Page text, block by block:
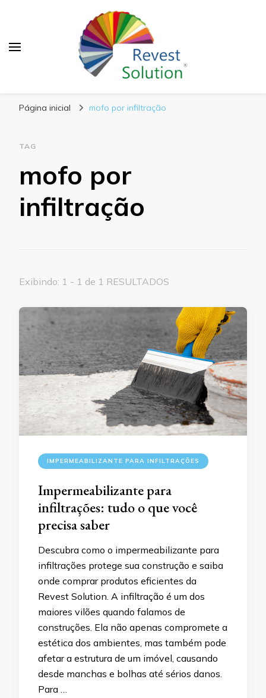
Página inicial mofo por infiltração
TAG
mofo por
infiltração
Exibindo: 1 - 1 de 1 RESULTADOS
IMPERMEABILIZANTE PARA INFILTRAÇÕES
Impermeabilizante para
infiltrações: tudo o que você
precisa saber
Descubra como o impermeabilizante para
infiltrações protege sua construção e saiba
onde comprar produtos eficientes da
Revest Solution. A infiltração é um dos
maiores vilões quando falamos de
construções. Ela não apenas compromete a
estética dos ambientes, mas também pode
afetar a estrutura de um imóvel, causando
desde manchas e bolhas até sérios danos.
Para …